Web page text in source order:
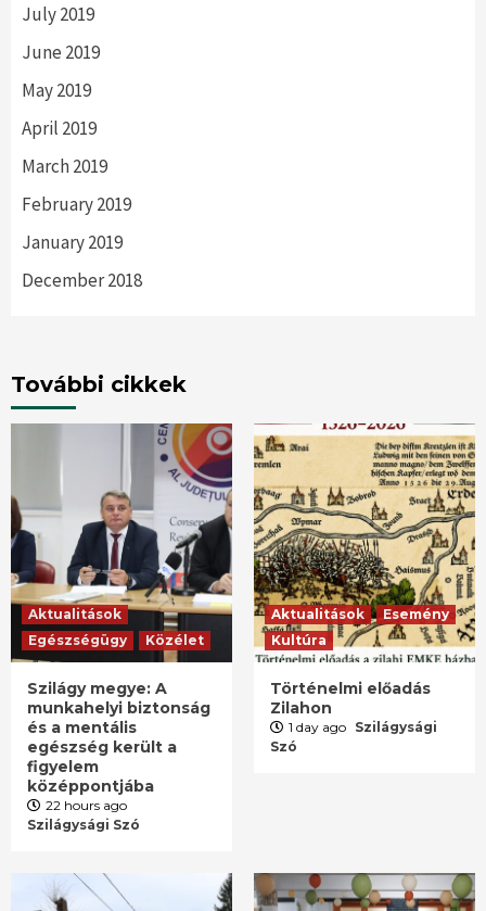
July 2019
June 2019
May 2019
April 2019
March 2019
February 2019
January 2019
December 2018
További cikkek
Aktualitások
Egészségügy
Közélet
Szilágy megye: A
munkahelyi biztonság
és a mentális
egészség került a
figyelem
középpontjába
22 hours ago
Szilágysági Szó
Aktualitások
Esemény
Kultúra
Történelmi előadás
Zilahon
1 day ago Szilágysági
Szó